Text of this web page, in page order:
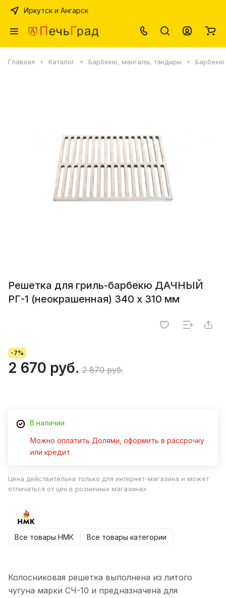
Иркутск и Ангарск
Главная Каталог Барбекю, мангалы, тандыры Барбекю
Решетка для гриль-барбекю ДАЧНЫЙ
РГ-1 (неокрашенная) 340 х 310 мм
-7%
2 670 руб. 2 870 руб.
В наличии
Можно оплатить Долями, оформить в рассрочку
или кредит
Цена действительна только для интернет-магазина и может
отличаться от цен в розничных магазинах
Все товары НМК Все товары категории
Колосниковая решетка выполнена из литого
чугуна марки СЧ-10 и предназначена для